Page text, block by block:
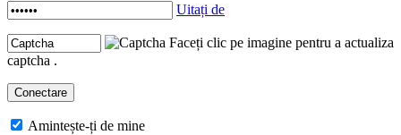
Uitați de
Faceți clic pe imagine pentru a actualiza
captcha .
Amintește-ți de mine